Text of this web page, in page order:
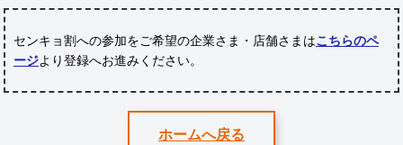
センキョ割への参加をご希望の企業さま・店舗さまはこちらのペ
ージより登録へお進みください。
ホームへ戻る